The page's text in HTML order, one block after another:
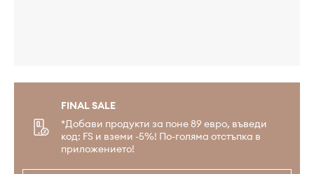
FINAL SALE
*Добави продукти за поне 89 евро, въведи
код: FS и вземи -5%! По-голяма отстъпка в
приложението!